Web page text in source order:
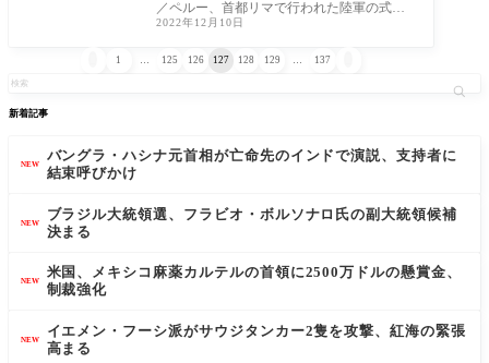
／ペルー、首都リマで行われた陸軍の式
典、ボル
2022年12月10日
1 … 125 126 127 128 129 … 137
新着記事
NEW
バングラ・ハシナ元首相が亡命先のインドで演説、支持者に
結束呼びかけ
NEW
ブラジル大統領選、フラビオ・ボルソナロ氏の副大統領候補
決まる
NEW
米国、メキシコ麻薬カルテルの首領に2500万ドルの懸賞金、
制裁強化
NEW
イエメン・フーシ派がサウジタンカー2隻を攻撃、紅海の緊張
高まる